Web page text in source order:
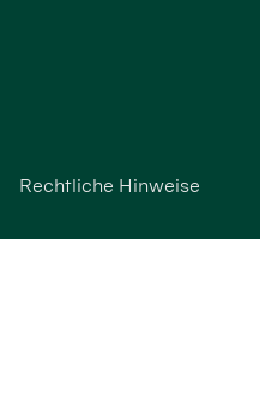
Rechtliche Hinweise